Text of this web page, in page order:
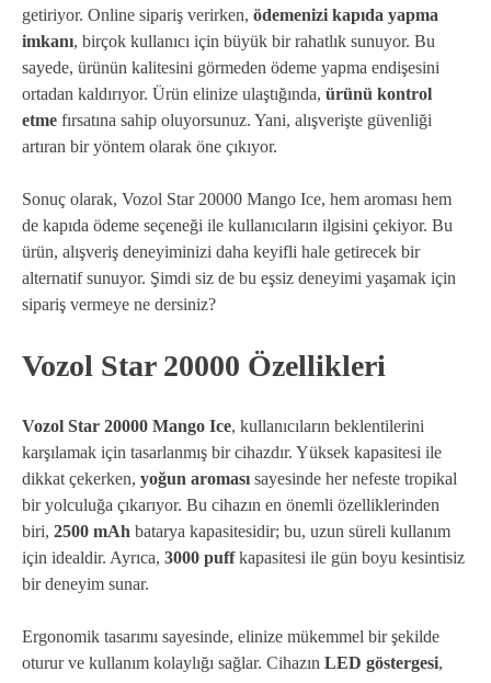
getiriyor. Online sipariş verirken, ödemenizi kapıda yapma
imkanı, birçok kullanıcı için büyük bir rahatlık sunuyor. Bu
sayede, ürünün kalitesini görmeden ödeme yapma endişesini
ortadan kaldırıyor. Ürün elinize ulaştığında, ürünü kontrol
etme fırsatına sahip oluyorsunuz. Yani, alışverişte güvenliği
artıran bir yöntem olarak öne çıkıyor.
Sonuç olarak, Vozol Star 20000 Mango Ice, hem aroması hem
de kapıda ödeme seçeneği ile kullanıcıların ilgisini çekiyor. Bu
ürün, alışveriş deneyiminizi daha keyifli hale getirecek bir
alternatif sunuyor. Şimdi siz de bu eşsiz deneyimi yaşamak için
sipariş vermeye ne dersiniz?
Vozol Star 20000 Özellikleri
Vozol Star 20000 Mango Ice, kullanıcıların beklentilerini
karşılamak için tasarlanmış bir cihazdır. Yüksek kapasitesi ile
dikkat çekerken, yoğun aroması sayesinde her nefeste tropikal
bir yolculuğa çıkarıyor. Bu cihazın en önemli özelliklerinden
biri, 2500 mAh batarya kapasitesidir; bu, uzun süreli kullanım
için idealdir. Ayrıca, 3000 puffkapasitesi ile gün boyu kesintisiz
bir deneyim sunar.
Ergonomik tasarımı sayesinde, elinize mükemmel bir şekilde
oturur ve kullanım kolaylığı sağlar. Cihazın LED göstergesi,